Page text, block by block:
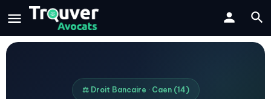
⚖️ Droit Bancaire · Caen (14)